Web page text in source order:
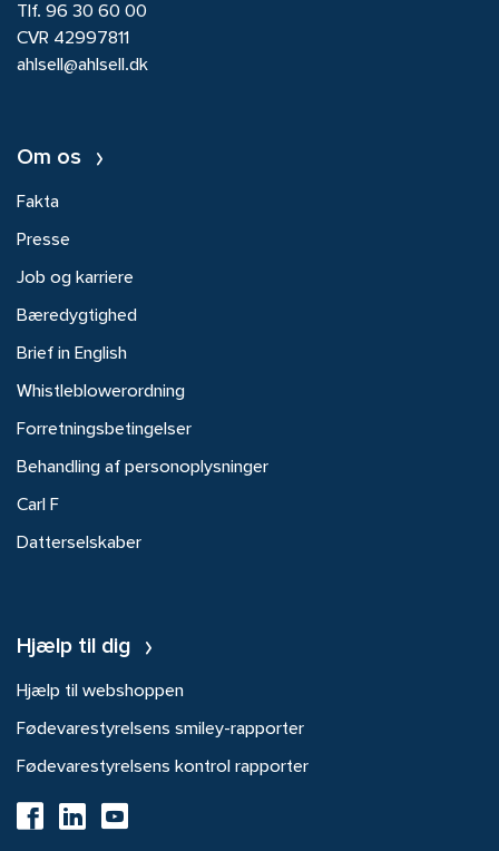
Tlf. 96 30 60 00
CVR 42997811
ahlsell@ahlsell.dk
Om os
Fakta
Presse
Job og karriere
Bæredygtighed
Brief in English
Whistleblowerordning
Forretningsbetingelser
Behandling af personoplysninger
Carl F
Datterselskaber
Hjælp til dig
Hjælp til webshoppen
Fødevarestyrelsens smiley-rapporter
Fødevarestyrelsens kontrol rapporter